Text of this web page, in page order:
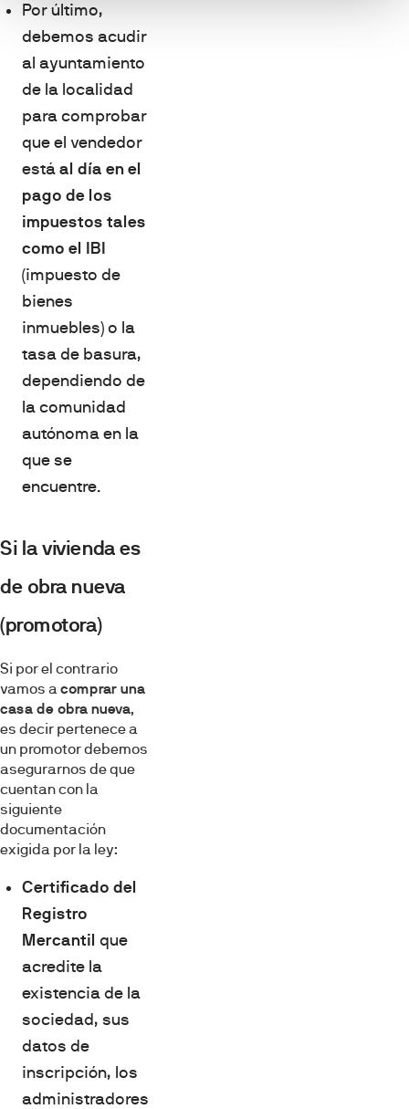
Por último,
debemos acudir
al ayuntamiento
de la localidad
para comprobar
que el vendedor
está al día en el
pago de los
impuestos tales
como el IBI
(impuesto de
bienes
inmuebles) o la
tasa de basura,
dependiendo de
la comunidad
autónoma en la
que se
encuentre.
Si la vivienda es
de obra nueva
(promotora)
Si por el contrario
vamos acomprar una
casa de obra nueva,
es decir pertenece a
un promotor debemos
asegurarnos de que
cuentan con la
siguiente
documentación
exigida por la ley:
Certificado del
Registro
Mercantil que
acredite la
existencia de la
sociedad, sus
datos de
inscripción, los
administradores